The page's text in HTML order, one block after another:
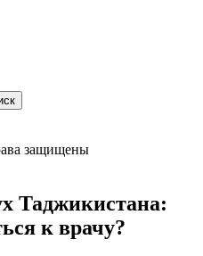
защищены
Таджикистана:
к врачу?